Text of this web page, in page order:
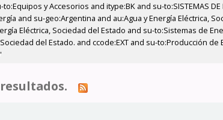
y Accesorios and itype:BK and su-to:SISTEMAS
and su-geo:Argentina and au:Agua y Energía Eléctrica,
Eléctrica, Sociedad del Estado and su-to:Sistemas de
del Estado. and ccode:EXT and su-to:Producción